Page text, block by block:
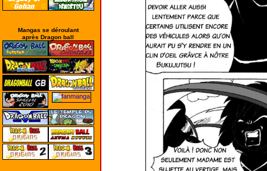
Mangas se déroulant
après Dragon ball